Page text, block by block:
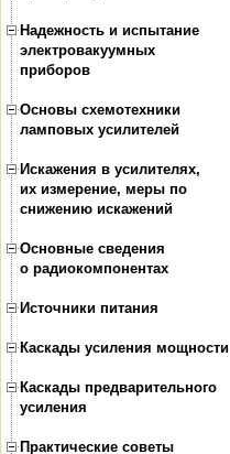
Надежность и испытание
электровакуумных
приборов
Основы схемотехники
ламповых усилителей
Искажения в усилителях,
их измерение, меры по
снижению искажений
Основные сведения
о радиокомпонентах
Источники питания
Каскады усиления мощности
Каскады предварительного
усиления
Практические советы